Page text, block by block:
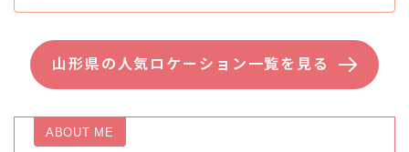
山形県の人気ロケーション一覧を見る
ABOUT ME